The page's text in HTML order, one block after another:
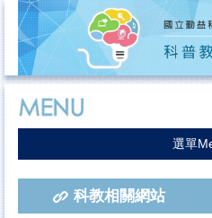
跳
到
主
要
內
容
區
選單
服務團隊
科教相關網站